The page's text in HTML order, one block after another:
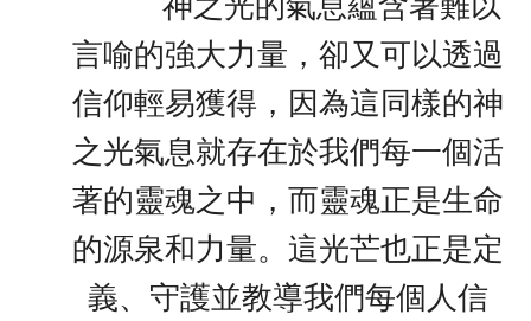
言喻的強大力量，卻又可以透過
信仰輕易獲得，因為這同樣的神
之光氣息就存在於我們每一個活
著的靈魂之中，而靈魂正是生命
的源泉和力量。這光芒也正是定
義、守護並教導我們每個人信